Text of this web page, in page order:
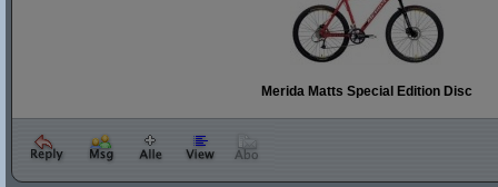
Merida Matts Special Edition Disc